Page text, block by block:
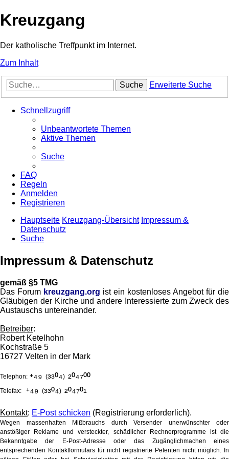
Kreuzgang
Der katholische Treffpunkt im Internet.
Zum Inhalt
Suche Erweiterte Suche
Schnellzugriff
Unbeantwortete Themen
Aktive Themen
Suche
FAQ
Regeln
Anmelden
Registrieren
Hauptseite Kreuzgang-Übersicht Impressum &
Datenschutz
Suche
Impressum & Datenschutz
gemäß §5 TMG
Das Forum kreuzgang.org ist ein kostenloses Angebot für die
Gläubigen der Kirche und andere Interessierte zum Zweck des
Austauschs untereinander.
Betreiber:
Robert Ketelhohn
Kochstraße 5
16727 Velten in der Mark
Telephon: ⁺⁴⁹ (³³⁰⁴) ²⁰⁴⁷⁰⁰
Telefax: ⁺⁴⁹ (³³⁰⁴) ²⁰⁴⁷⁰¹
Kontakt: E-Post schicken (Registrierung erforderlich).
Wegen massenhaften Mißbrauchs durch Versender unerwünschter oder
anstößiger Reklame und versteckter, schädlicher Rechnerprogramme ist die
Bekanntgabe der E-Post-Adresse oder das Zugänglichmachen eines
entsprechenden Kontaktformulars für nicht registrierte Petenten nicht möglich. In